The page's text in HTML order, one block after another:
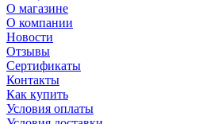
О магазине
О компании
Новости
Отзывы
Сертификаты
Контакты
Как купить
Условия оплаты